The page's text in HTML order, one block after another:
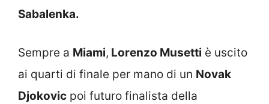
Sabalenka.
Sempre a Miami, Lorenzo Musetti è uscito
ai quarti di finale per mano di un Novak
Djokovic poi futuro finalista della